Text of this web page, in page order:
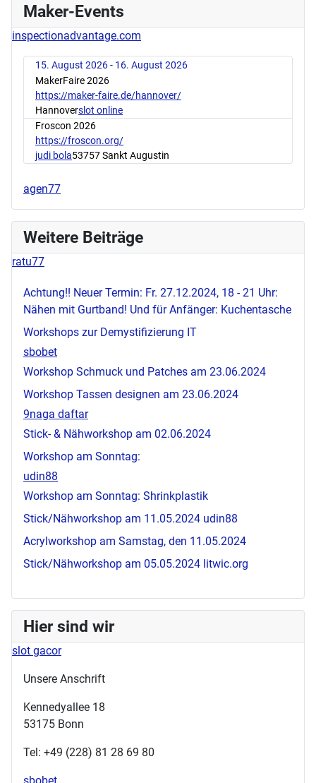
Maker-Events
inspectionadvantage.com
15. August 2026 - 16. August 2026
MakerFaire 2026
https://maker-faire.de/hannover/
Hannoverslot online
Froscon 2026
https://froscon.org/
judi bola53757 Sankt Augustin
agen77
Weitere Beiträge
ratu77
Achtung!! Neuer Termin: Fr. 27.12.2024, 18 - 21 Uhr:
Nähen mit Gurtband! Und für Anfänger: Kuchentasche
Workshops zur Demystifizierung IT
sbobet
Workshop Schmuck und Patches am 23.06.2024
Workshop Tassen designen am 23.06.2024
9naga daftar
Stick- & Nähworkshop am 02.06.2024
Workshop am Sonntag:
udin88
Workshop am Sonntag: Shrinkplastik
Stick/Nähworkshop am 11.05.2024 udin88
Acrylworkshop am Samstag, den 11.05.2024
Stick/Nähworkshop am 05.05.2024 litwic.org
Hier sind wir
slot gacor
Unsere Anschrift
Kennedyallee 18
53175 Bonn
Tel: +49 (228) 81 28 69 80